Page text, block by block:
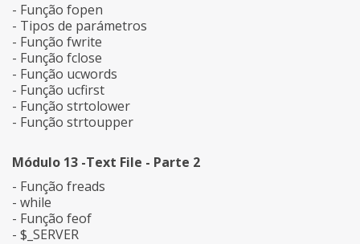
- Função fopen
- Tipos de parámetros
- Função fwrite
- Função fclose
- Função ucwords
- Função ucfirst
- Função strtolower
- Função strtoupper
Módulo 13 -Text File - Parte 2
- Função freads
- while
- Função feof
- $_SERVER